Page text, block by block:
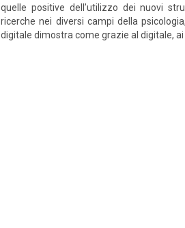
quelle positive dell’utilizzo dei nuovi
ricerche nei diversi campi della
digitale dimostra come grazie al digitale,